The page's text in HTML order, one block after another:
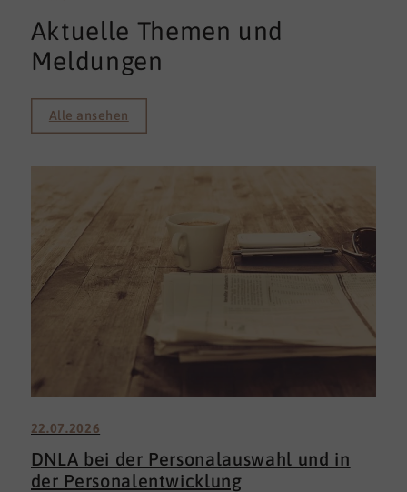
Aktuelle Themen und
Meldungen
Alle ansehen
22.07.2026
DNLA bei der Personalauswahl und in
der Personalentwicklung